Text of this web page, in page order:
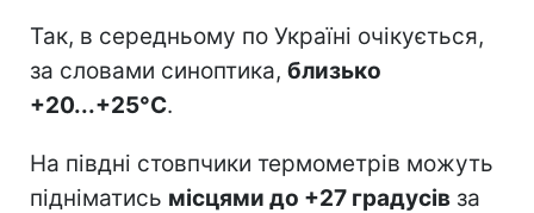
Так, в середньому по Україні очікується,
за словами синоптика, близько
+20...+25°С.
На півдні стовпчики термометрів можуть
підніматись місцями до +27 градусів за